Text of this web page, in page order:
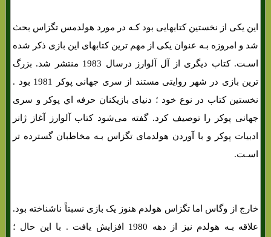
این یکی از نخستین کتابهایی بود کـه در مورد هولدمس تگزاس بحث
شد و امروزه بـه عنوان یکی از مهم ترین کتابهای این بازی ذکر شده
اسـت. کتاب دیگری از آل آلوارز درسال 1983 منتشر شد. بزرگ
ترین بازی در شهر روایتی مستند از سری جهانی پوکر 1981 بود .
نخستین کتاب در نوع خود ؛ دنیای بازیکنان حرفه اي پوکر و سری
جهانی پوکر را توصیف کرد. گفته می‌شود کتاب آلوارز آغاز ژانر
ادبیات پوکر و با آوردن هولدمای تگزاس بـه مخاطبان گسترده تر
اسـت.
خارج از وگاس اما تگزاس هولدم هنوز یک بازی نسبتاً ناشناخته بود.
علاقه بـه هولدم نیز از دهه 1980 افزایش یافت . با این حال ؛